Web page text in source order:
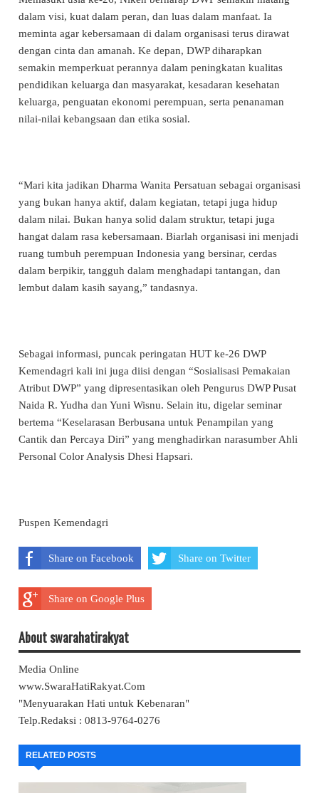
dalam visi, kuat dalam peran, dan luas dalam manfaat. Ia
meminta agar kebersamaan di dalam organisasi terus dirawat
dengan cinta dan amanah. Ke depan, DWP diharapkan
semakin memperkuat perannya dalam peningkatan kualitas
pendidikan keluarga dan masyarakat, kesadaran kesehatan
keluarga, penguatan ekonomi perempuan, serta penanaman
nilai-nilai kebangsaan dan etika sosial.
“Mari kita jadikan Dharma Wanita Persatuan sebagai organisasi
yang bukan hanya aktif, dalam kegiatan, tetapi juga hidup
dalam nilai. Bukan hanya solid dalam struktur, tetapi juga
hangat dalam rasa kebersamaan. Biarlah organisasi ini menjadi
ruang tumbuh perempuan Indonesia yang bersinar, cerdas
dalam berpikir, tangguh dalam menghadapi tantangan, dan
lembut dalam kasih sayang,” tandasnya.
Sebagai informasi, puncak peringatan HUT ke-26 DWP
Kemendagri kali ini juga diisi dengan “Sosialisasi Pemakaian
Atribut DWP” yang dipresentasikan oleh Pengurus DWP Pusat
Naida R. Yudha dan Yuni Wisnu. Selain itu, digelar seminar
bertema “Keselarasan Berbusana untuk Penampilan yang
Cantik dan Percaya Diri” yang menghadirkan narasumber Ahli
Personal Color Analysis Dhesi Hapsari.
Puspen Kemendagri
Share on Facebook Share on Twitter
Share on Google Plus
About swarahatirakyat
Media Online
www.SwaraHatiRakyat.Com
"Menyuarakan Hati untuk Kebenaran"
Telp.Redaksi : 0813-9764-0276
RELATED POSTS